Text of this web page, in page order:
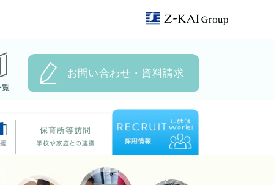
お問い合わせ・資料請求